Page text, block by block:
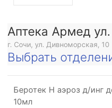
Аптека Армед
г. Сочи, ул. Дивноморская, 10
Выбрать
Беротек Н аэроз д/инг
10мл